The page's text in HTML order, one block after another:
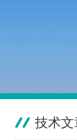
技术文